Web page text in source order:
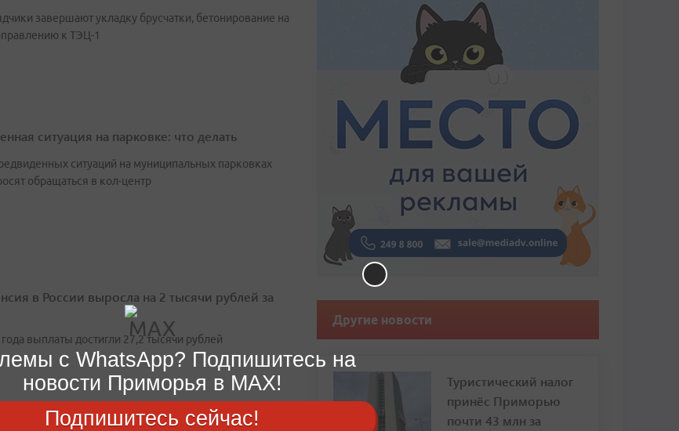
завершают укладку брусчатки, бетонирование на
к ТЭЦ-1
ситуация на парковке: что делать
ситуаций на муниципальных парковках
обращаться в кол-центр
в России выросла на 2 тысячи рублей за
выплаты достигли 27,2 тысячи рублей
Другие новости
Туристический налог
принёс Приморью
почти 43 млн за
с WhatsApp? Подпишитесь на
новости Приморья в MAX!
Подпишитесь сейчас!